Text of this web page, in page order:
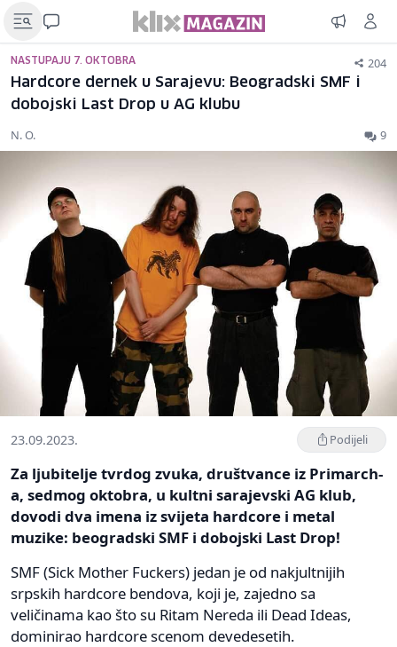
NASTUPAJU 7. OKTOBRA 204
Hardcore dernek u Sarajevu: Beogradski SMF i
dobojski Last Drop u AG klubu
N. O. 9
23.09.2023. Podijeli
Za ljubitelje tvrdog zvuka, društvance iz Primarch-
a, sedmog oktobra, u kultni sarajevski AG klub,
dovodi dva imena iz svijeta hardcore i metal
muzike: beogradski SMF i dobojski Last Drop!
SMF (Sick Mother Fuckers) jedan je od nakjultnijih
srpskih hardcore bendova, koji je, zajedno sa
veličinama kao što su Ritam Nereda ili Dead Ideas,
dominirao hardcore scenom devedesetih.